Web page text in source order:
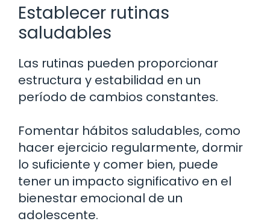
Establecer rutinas
saludables
Las rutinas pueden proporcionar
estructura y estabilidad en un
período de cambios constantes.
Fomentar hábitos saludables, como
hacer ejercicio regularmente, dormir
lo suficiente y comer bien, puede
tener un impacto significativo en el
bienestar emocional de un
adolescente.